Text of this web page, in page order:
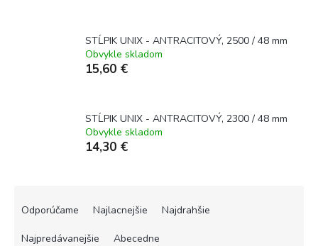
STĹPIK UNIX - ANTRACITOVÝ, 2500 / 48 mm
Obvykle skladom
15,60 €
STĹPIK UNIX - ANTRACITOVÝ, 2300 / 48 mm
Obvykle skladom
14,30 €
aOdporúčame Najlacnejšie Najdrahšie
Najpredávanejšie Abecedne